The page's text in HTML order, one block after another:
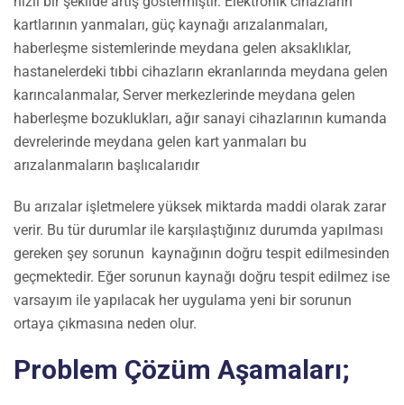
kartlarının yanmaları, güç kaynağı arızalanmaları,
haberleşme sistemlerinde meydana gelen aksaklıklar,
hastanelerdeki tıbbi cihazların ekranlarında meydana gelen
karıncalanmalar, Server merkezlerinde meydana gelen
haberleşme bozuklukları, ağır sanayi cihazlarının kumanda
devrelerinde meydana gelen kart yanmaları bu
arızalanmaların başlıcalarıdır
Bu arızalar işletmelere yüksek miktarda maddi olarak zarar
verir. Bu tür durumlar ile karşılaştığınız durumda yapılması
gereken şey sorunun kaynağının doğru tespit edilmesinden
geçmektedir. Eğer sorunun kaynağı doğru tespit edilmez ise
varsayım ile yapılacak her uygulama yeni bir sorunun
ortaya çıkmasına neden olur.
Problem Çözüm Aşamaları;